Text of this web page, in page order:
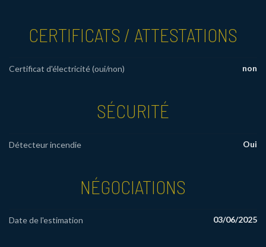
CERTIFICATS / ATTESTATIONS
Certificat d'électricité (oui/non) non
SÉCURITÉ
Détecteur incendie Oui
NÉGOCIATIONS
Date de l'estimation 03/06/2025